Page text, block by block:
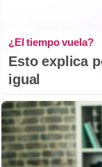
¿El tiempo vuela?
Esto explica
igual